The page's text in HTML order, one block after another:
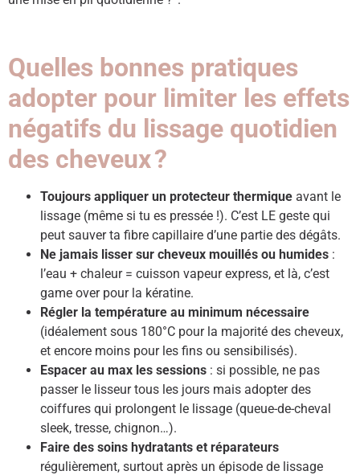
Quelles bonnes pratiques
adopter pour limiter les effets
négatifs du lissage quotidien
des cheveux ?
Toujours appliquer un protecteur thermique avant le
lissage (même si tu es pressée !). C’est LE geste qui
peut sauver ta fibre capillaire d’une partie des dégâts.
Ne jamais lisser sur cheveux mouillés ou humides :
l’eau + chaleur = cuisson vapeur express, et là, c’est
game over pour la kératine.
Régler la température au minimum nécessaire
(idéalement sous 180°C pour la majorité des cheveux,
et encore moins pour les fins ou sensibilisés).
Espacer au max les sessions : si possible, ne pas
passer le lisseur tous les jours mais adopter des
coiffures qui prolongent le lissage (queue-de-cheval
sleek, tresse, chignon…).
Faire des soins hydratants et réparateurs
régulièrement, surtout après un épisode de lissage